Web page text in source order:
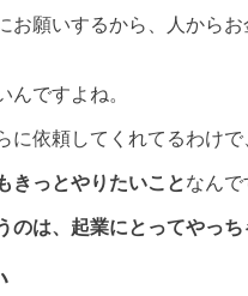
お願いするから、人から
んですよね。
依頼してくれてるわけ
きっとやりたいことなんで
のは、起業にとってやっち